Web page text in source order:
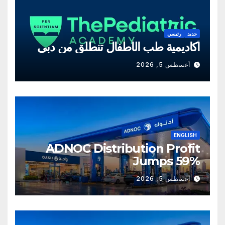
جديد رئيسي
أكاديمية طب الأطفال تنطلق من دبي
أغسطس 5, 2026
ENGLISH
ADNOC Distribution Profit
Jumps 59%
أغسطس 5, 2026